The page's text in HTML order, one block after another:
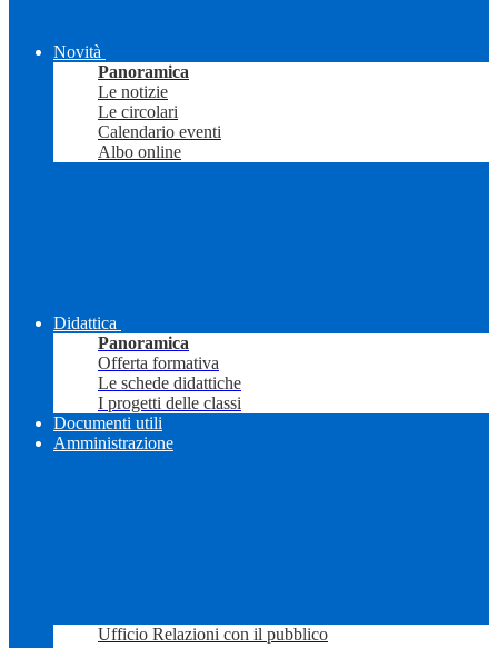
Novità
Panoramica
Le notizie
Le circolari
Calendario eventi
Albo online
Didattica
Panoramica
Offerta formativa
Le schede didattiche
I progetti delle classi
Documenti utili
Amministrazione
Ufficio Relazioni con il pubblico